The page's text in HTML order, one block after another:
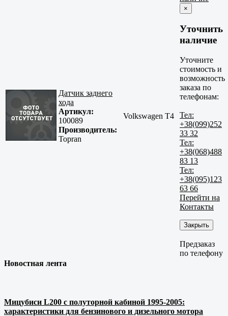
Датчик заднего
хода
Артикул:
100089
Производитель:
Topran
Volkswagen T4
×
Уточнить
наличие
Уточните
стоимость и
возможность
заказа по
телефонам:
Тел:
+38(099)252
33 32
Тел:
+38(068)488
83 13
Тел:
+38(095)123
63 66
Перейти на
Контакты
Закрыть
Предзаказ
по телефону
Новостная лента
Мицубиси L200 с полуторной кабиной 1995-2005:
характеристики для бензинового и дизельного мотора